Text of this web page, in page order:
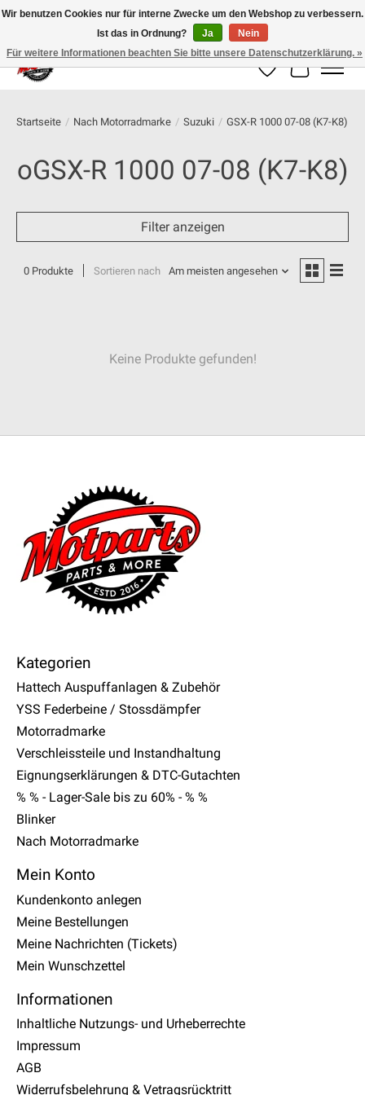
100% schweizer Onlineshop für Dein Motorrad
Wunschzettel
Ihr
Startseite / Nach Motorradmarke / Suzuki / GSX-R 1000 07-08 (K7-K8)
oGSX-R 1000 07-08 (K7-K8)
Filter anzeigen
0 Produkte Sortieren nach Am meisten angesehen
Keine Produkte gefunden!
Kategorien
Hattech Auspuffanlagen & Zubehör
YSS Federbeine / Stossdämpfer
Motorradmarke
Verschleissteile und Instandhaltung
Eignungserklärungen & DTC-Gutachten
% % - Lager-Sale bis zu 60% - % %
Blinker
Nach Motorradmarke
Mein Konto
Kundenkonto anlegen
Meine Bestellungen
Meine Nachrichten (Tickets)
Mein Wunschzettel
Informationen
Inhaltliche Nutzungs- und Urheberrechte
Impressum
AGB
Widerrufsbelehrung & Vetragsrücktritt
Wir benutzen Cookies nur für interne Zwecke um den Webshop zu verbessern.
Ist das in Ordnung?
Ja
Nein
Für weitere Informationen beachten Sie bitte unsere Datenschutzerklärung. »